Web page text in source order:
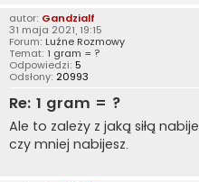
autor: Gandzialf
31 maja 2021, 19:15
Forum: Luźne Rozmowy
Temat: 1 gram = ?
Odpowiedzi: 5
Odsłony: 20993
Re: 1 gram = ?
Ale to zależy z jaką siłą
czy mniej nabijesz.